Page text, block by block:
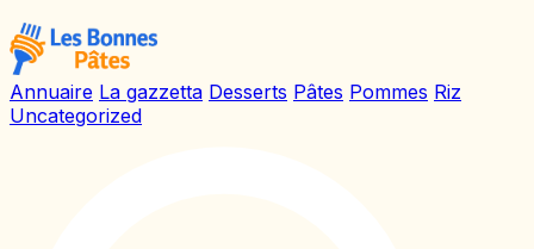
Annuaire La gazzetta Desserts Pâtes Pommes Riz
Uncategorized